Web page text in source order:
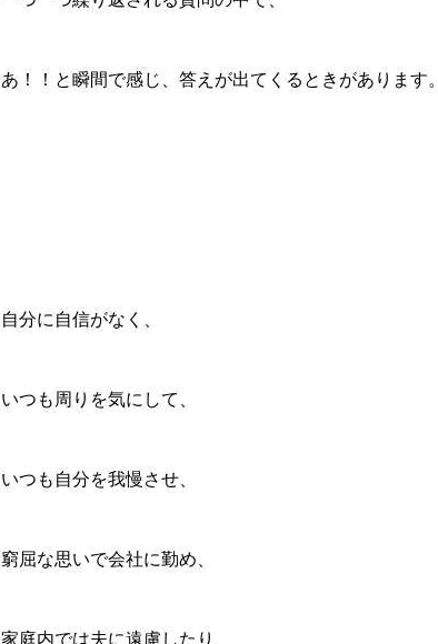
あ！！と瞬間で感じ、答えが出てくるときがあります。
自分に自信がなく、
いつも周りを気にして、
いつも自分を我慢させ、
窮屈な思いで会社に勤め、
家庭内では夫に遠慮したり、